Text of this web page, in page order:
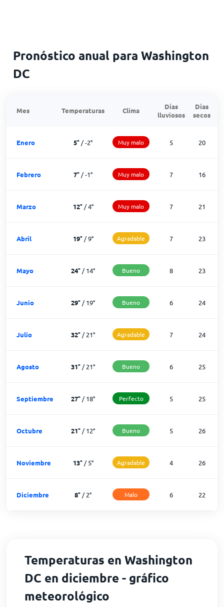
Pronóstico anual para Washington
DC
Mes Temperaturas Clima
Días
lluviosos
Días
secos
Enero 5° /-2° Muy malo 5 20
Febrero 7° /-1° Muy malo 7 16
Marzo 12°/4° Muy malo 7 21
Abril 19°/9° Agradable 7 23
Mayo 24° /14° Bueno 8 23
Junio 29° /19° Bueno 6 24
Julio 32° /21° Agradable 7 24
Agosto 31° /21° Bueno 6 25
Septiembre 27° /18° Perfecto 5 25
Octubre 21° /12° Bueno 5 26
Noviembre 13°/5° Agradable 4 26
Diciembre 8° /2° Malo 6 22
Temperaturas en Washington
DC en diciembre - gráfico
meteorológico